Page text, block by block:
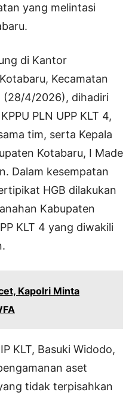
yang melintasi
di Kantor
Kecamatan
(28/4/2026), dihadiri
PLN UPP KLT 4,
tim, serta Kepala
Kotabaru, I Made
Dalam kesempatan
HGB dilakukan
Kabupaten
KLT 4 yang diwakili
Kapolri Minta
KLT, Basuki Widodo,
aset
tidak terpisahkan